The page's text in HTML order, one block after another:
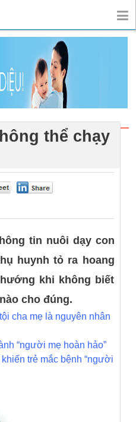
thể chạy
0
tin nuôi dạy con
huynh tỏ ra hoang
khi không biết
cho đúng.
cha mẹ là nguyên nhân
“người mẹ hoàn hảo”
trẻ mắc bệnh “người